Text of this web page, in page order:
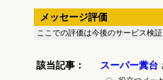
メッセージ評価
ここでの評価は今後のサービス検証
該当記事： スーパー糞台